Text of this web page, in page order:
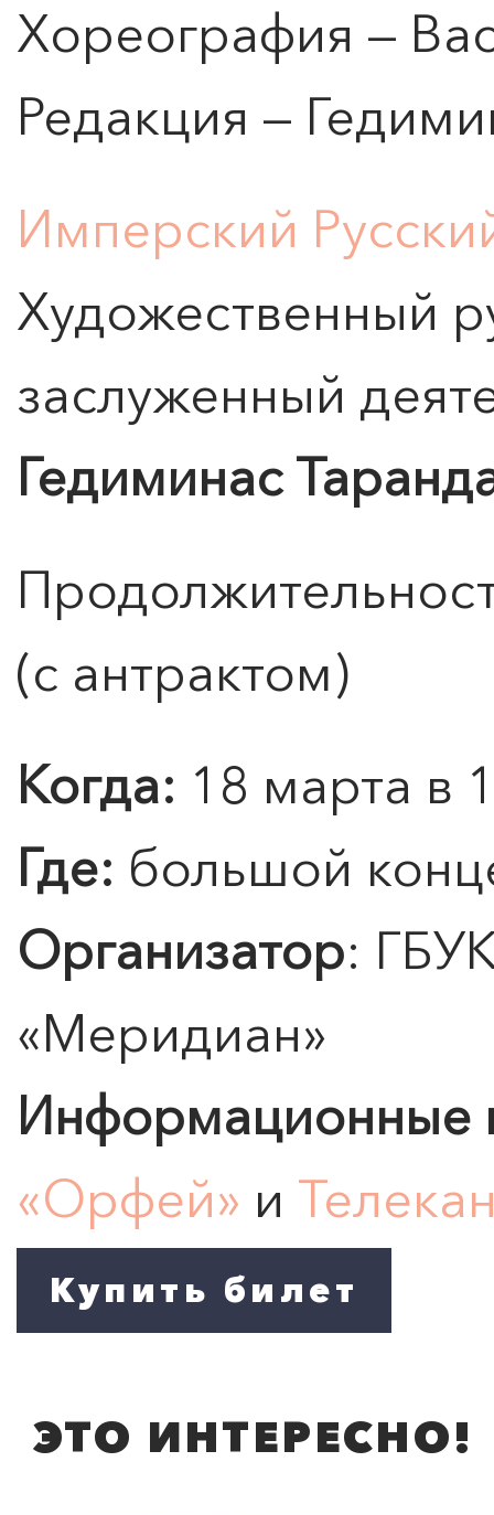
Хореография —
Редакция —
Имперский
Художественный
заслуженный
Гедиминас
(с антрактом)
Когда: 18 марта в
Где: большой
Организатор:
«Меридиан»
Информационные
«Орфей» и
ЭТО ИНТЕРЕСНО!
0">
Подробнее